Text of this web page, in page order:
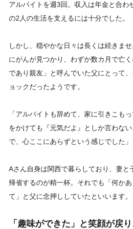
アルバイトを週3回。収入は年金と合わ
の2人の生活を支えるには十分でした。
しかし、穏やかな日々は長くは続きま
にがんが見つかり、わずか数カ月で亡
であり親友」と呼んでいた父にとって
ョックだったようです。
「アルバイトも辞めて、家に引きこ
をかけても『元気だよ』としか言わな
で、心ここにあらずという感じでした」
Aさん自身は関西で暮らしており、妻と
帰省するのが精一杯。それでも「何か
て」と父に念押ししていたといいます。
「趣味ができた」と笑顔が戻